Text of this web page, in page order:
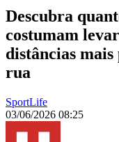
Descubra
costumam
distâncias
rua
SportLife
03/06/2026 08:25